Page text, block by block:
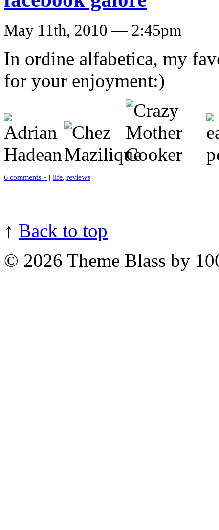
May 11th, 2010 — 2:45pm
In ordine alfabetica, my
for your enjoyment:)
6 comments » | life, reviews
↑ Back to top
© 2026 Theme Blass by